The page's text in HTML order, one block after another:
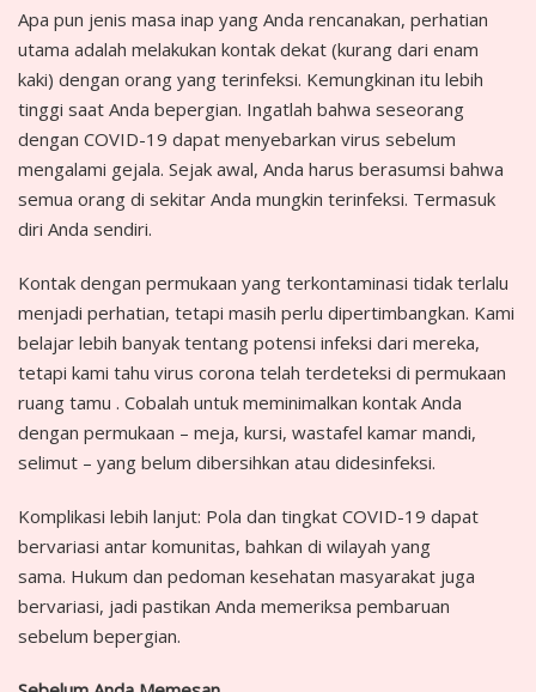
Apa pun jenis masa inap yang Anda rencanakan, perhatian
utama adalah melakukan kontak dekat (kurang dari enam
kaki) dengan orang yang terinfeksi. Kemungkinan itu lebih
tinggi saat Anda bepergian. Ingatlah bahwa seseorang
dengan COVID-19 dapat menyebarkan virus sebelum
mengalami gejala. Sejak awal, Anda harus berasumsi bahwa
semua orang di sekitar Anda mungkin terinfeksi. Termasuk
diri Anda sendiri.
Kontak dengan permukaan yang terkontaminasi tidak terlalu
menjadi perhatian, tetapi masih perlu dipertimbangkan. Kami
belajar lebih banyak tentang potensi infeksi dari mereka,
tetapi kami tahu virus corona telah terdeteksi di permukaan
ruang tamu . Cobalah untuk meminimalkan kontak Anda
dengan permukaan – meja, kursi, wastafel kamar mandi,
selimut – yang belum dibersihkan atau didesinfeksi.
Komplikasi lebih lanjut: Pola dan tingkat COVID-19 dapat
bervariasi antar komunitas, bahkan di wilayah yang
sama. Hukum dan pedoman kesehatan masyarakat juga
bervariasi, jadi pastikan Anda memeriksa pembaruan
sebelum bepergian.